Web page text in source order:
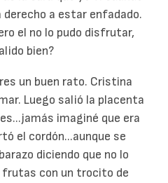
derecho a estar enfadado.
el no lo pudo disfrutar,
bien?
un buen rato. Cristina
Luego salió la placenta
imaginé que era
el cordón...aunque se
diciendo que no lo
frutas con un trocito de